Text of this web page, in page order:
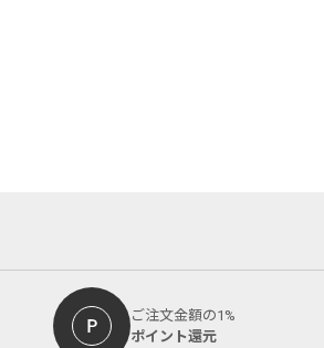
ご注文金額の1%
ポイント還元